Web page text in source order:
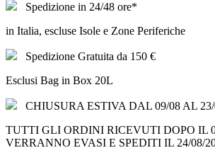
Spedizione in 24/48 ore*
in Italia, escluse Isole e Zone Periferiche
Spedizione Gratuita da 150 €
Esclusi Bag in Box 20L
CHIUSURA ESTIVA DAL 09/08 AL
TUTTI GLI ORDINI RICEVUTI DOPO IL
VERRANNO EVASI E SPEDITI IL 24/08/